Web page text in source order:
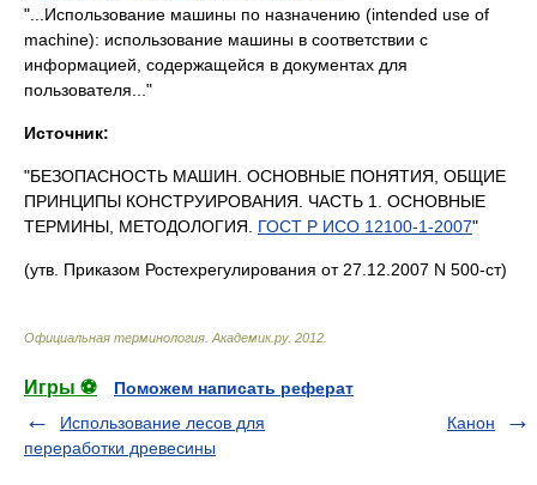
"...Использование машины по назначению (intended use of
machine): использование машины в соответствии с
информацией, содержащейся в документах для
пользователя..."
Источник:
"БЕЗОПАСНОСТЬ МАШИН. ОСНОВНЫЕ ПОНЯТИЯ, ОБЩИЕ
ПРИНЦИПЫ КОНСТРУИРОВАНИЯ. ЧАСТЬ 1. ОСНОВНЫЕ
ТЕРМИНЫ, МЕТОДОЛОГИЯ. ГОСТ Р ИСО 12100-1-2007"
(утв. Приказом Ростехрегулирования от 27.12.2007 N 500-ст)
Официальная терминология Академик.ру. 2012
Игры ⚽
Поможем написать реферат
Использование лесов для
переработки древесины
Канон